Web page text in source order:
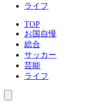
ライフ
TOP
お国自慢
総合
サッカー
芸能
ライフ